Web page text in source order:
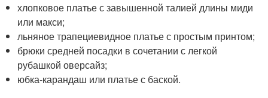
хлопковое платье с завышенной талией длины миди
или макси;
льняное трапециевидное платье с простым принтом;
брюки средней посадки в сочетании с легкой
рубашкой оверсайз;
юбка-карандаш или платье с баской.